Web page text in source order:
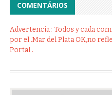
COMENTÁRIOS
Advertencia : Todos y cada
por el .Mar del Plata OK,no
Portal .